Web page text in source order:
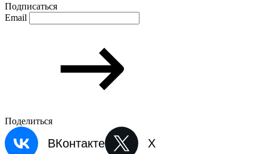
Подписаться
Email
Поделиться
ВКонтакте X